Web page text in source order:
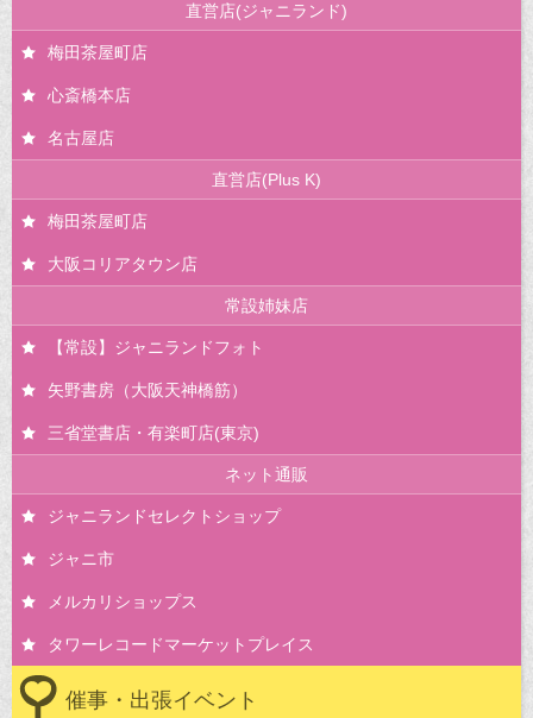
直営店(ジャニランド)
梅田茶屋町店
心斎橋本店
名古屋店
直営店(Plus K)
梅田茶屋町店
大阪コリアタウン店
常設姉妹店
【常設】ジャニランドフォト
矢野書房（大阪天神橋筋）
三省堂書店・有楽町店(東京)
ネット通販
ジャニランドセレクトショップ
ジャニ市
メルカリショップス
タワーレコードマーケットプレイス
催事・出張イベント